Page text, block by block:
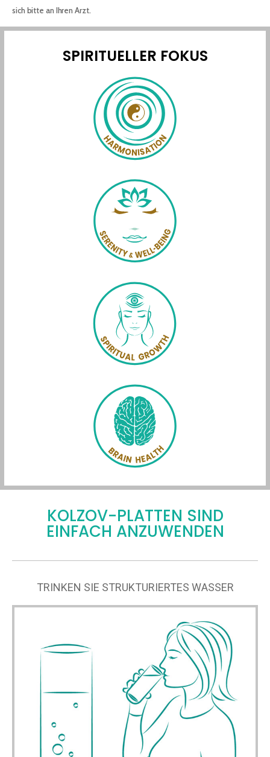
sich bitte an Ihren Arzt.
SPIRITUELLER FOKUS
KOLZOV-PLATTEN SIND
EINFACH ANZUWENDEN
TRINKEN SIE STRUKTURIERTES WASSER